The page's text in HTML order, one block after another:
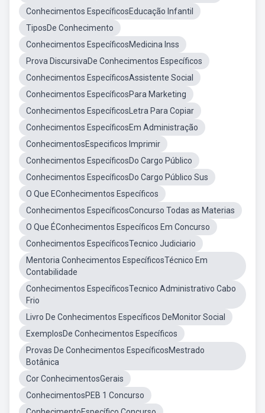
Conhecimentos EspecíficosEducação Infantil
TiposDe Conhecimento
Conhecimentos EspecíficosMedicina Inss
Prova DiscursivaDe Conhecimentos Específicos
Conhecimentos EspecíficosAssistente Social
Conhecimentos EspecíficosPara Marketing
Conhecimentos EspecíficosLetra Para Copiar
Conhecimentos EspecíficosEm Administração
ConhecimentosEspecificos Imprimir
Conhecimentos EspecíficosDo Cargo Público
Conhecimentos EspecíficosDo Cargo Público Sus
O Que EConhecimentos Específicos
Conhecimentos EspecíficosConcurso Todas as Materias
O Que ÉConhecimentos Específicos Em Concurso
Conhecimentos EspecíficosTecnico Judiciario
Mentoria Conhecimentos EspecíficosTécnico Em
Contabilidade
Conhecimentos EspecíficosTecnico Administrativo Cabo
Frio
Livro De Conhecimentos Específicos DeMonitor Social
ExemplosDe Conhecimentos Específicos
Provas De Conhecimentos EspecíficosMestrado
Botânica
Cor ConhecimentosGerais
ConhecimentosPEB 1 Concurso